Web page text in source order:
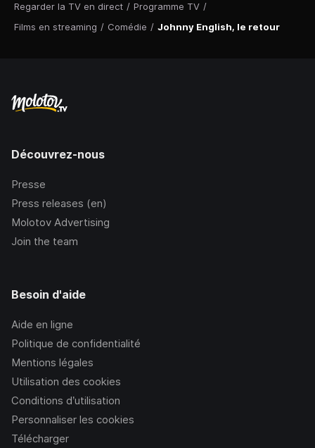
Regarder la TV en direct / Programme TV /
Films en streaming / Comédie / Johnny English, le retour
Découvrez-nous
Presse
Press releases (en)
Molotov Advertising
Join the team
Besoin d'aide
Aide en ligne
Politique de confidentialité
Mentions légales
Utilisation des cookies
Conditions d’utilisation
Personnaliser les cookies
Télécharger